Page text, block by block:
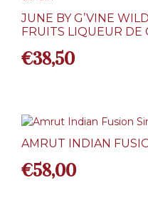
JUNE BY G’VINE
FRUITS LIQUEUR DE
€38,50
AMRUT INDIAN
€58,00